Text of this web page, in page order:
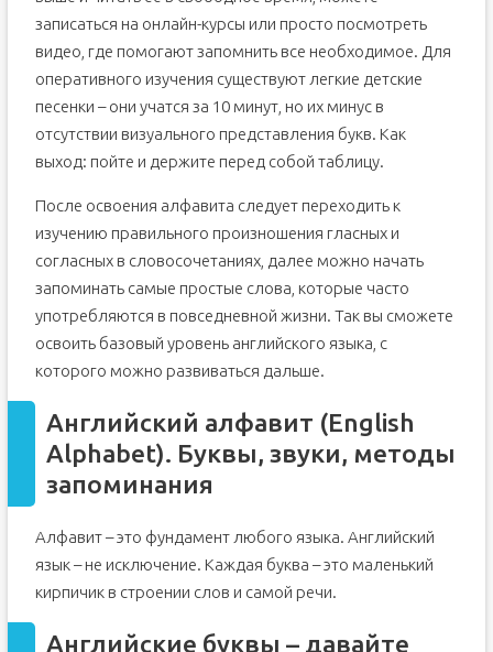
записаться на онлайн-курсы или просто посмотреть
видео, где помогают запомнить все необходимое. Для
оперативного изучения существуют легкие детские
песенки – они учатся за 10 минут, но их минус в
отсутствии визуального представления букв. Как
выход: пойте и держите перед собой таблицу.
После освоения алфавита следует переходить к
изучению правильного произношения гласных и
согласных в словосочетаниях, далее можно начать
запоминать самые простые слова, которые часто
употребляются в повседневной жизни. Так вы сможете
освоить базовый уровень английского языка, с
которого можно развиваться дальше.
Английский алфавит (English
Alphabet). Буквы, звуки, методы
запоминания
Алфавит – это фундамент любого языка. Английский
язык – не исключение. Каждая буква – это маленький
кирпичик в строении слов и самой речи.
Английские буквы – давайте